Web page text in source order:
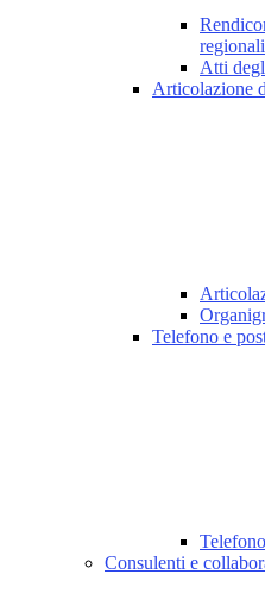
Atti
Articolazione
Telefono e
Consulenti e